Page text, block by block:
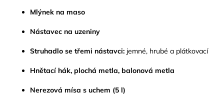
Mlýnek na maso
Nástavec na uzeniny
Struhadlo se třemi nástavci: jemné, hrubé a plátkovací
Hnětací hák, plochá metla, balonová metla
Nerezová mísa s uchem (5 l)